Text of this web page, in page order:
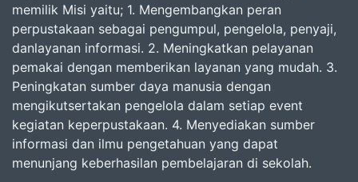
memilik Misi yaitu; 1. Mengembangkan peran
perpustakaan sebagai pengumpul, pengelola, penyaji,
danlayanan informasi. 2. Meningkatkan pelayanan
pemakai dengan memberikan layanan yang mudah. 3.
Peningkatan sumber daya manusia dengan
mengikutsertakan pengelola dalam setiap event
kegiatan keperpustakaan. 4. Menyediakan sumber
informasi dan ilmu pengetahuan yang dapat
menunjang keberhasilan pembelajaran di sekolah.